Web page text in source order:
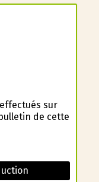
sur
de cette